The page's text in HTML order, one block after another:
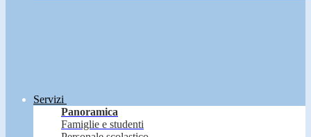
Servizi
Panoramica
Famiglie e studenti